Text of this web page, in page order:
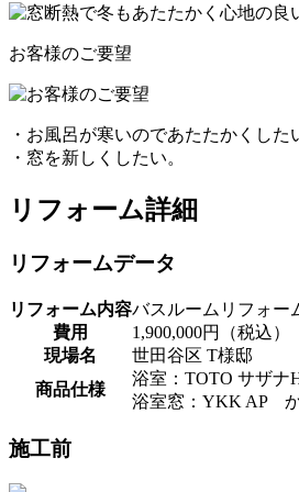
お客様のご要望
・お風呂が寒いのであたたかくした
・窓を新しくしたい。
リフォーム詳細
リフォームデータ
リフォーム内容バスルームリフォー
費用
1,900,000円（税込）
現場名
世田谷区 T様邸
商品仕様
浴室：TOTO サザナ
浴室窓：YKK AP
施工前